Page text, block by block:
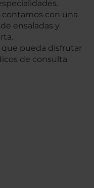
contamos con una
ensaladas y
pueda disfrutar
de consulta